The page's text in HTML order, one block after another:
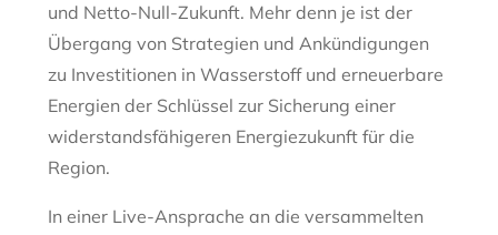
und Netto-Null-Zukunft. Mehr denn je ist der
Übergang von Strategien und Ankündigungen
zu Investitionen in Wasserstoff und erneuerbare
Energien der Schlüssel zur Sicherung einer
widerstandsfähigeren Energiezukunft für die
Region.
In einer Live-Ansprache an die versammelten